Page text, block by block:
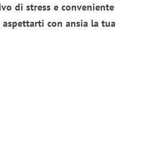
di stress e conveniente
con ansia la tua